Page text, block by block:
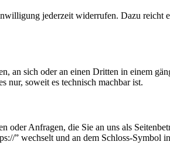
jederzeit widerrufen. Dazu reicht
an sich oder an einen Dritten in einem
nur, soweit es technisch machbar ist.
oder Anfragen, die Sie an uns als
” wechselt und an dem Schloss-Symbol